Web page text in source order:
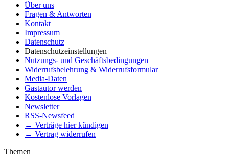
Über uns
Fragen & Antworten
Kontakt
Impressum
Datenschutz
Datenschutzeinstellungen
Nutzungs- und Geschäftsbedingungen
Widerrufsbelehrung & Widerrufsformular
Media-Daten
Gastautor werden
Kostenlose Vorlagen
Newsletter
RSS-Newsfeed
→ Verträge hier kündigen
→ Vertrag widerrufen
Themen